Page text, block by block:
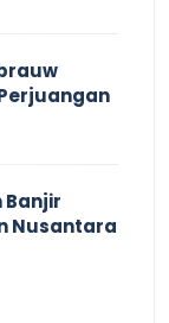
Banjir
Nusantara